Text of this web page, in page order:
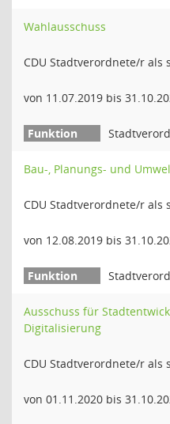
Wahlausschuss
CDU Stadtverordnete/r als
von 11.07.2019 bis
Bau-, Planungs- und
CDU Stadtverordnete/r als
von 12.08.2019 bis
Ausschuss für
Digitalisierung
CDU Stadtverordnete/r als
von 01.11.2020 bis